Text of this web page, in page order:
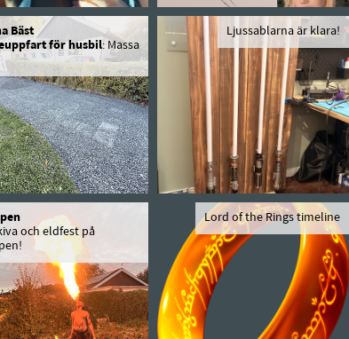
Bäst
för husbil: Massa
Ljussablarna är klara!
och eldfest på
Lord of the Rings timeline